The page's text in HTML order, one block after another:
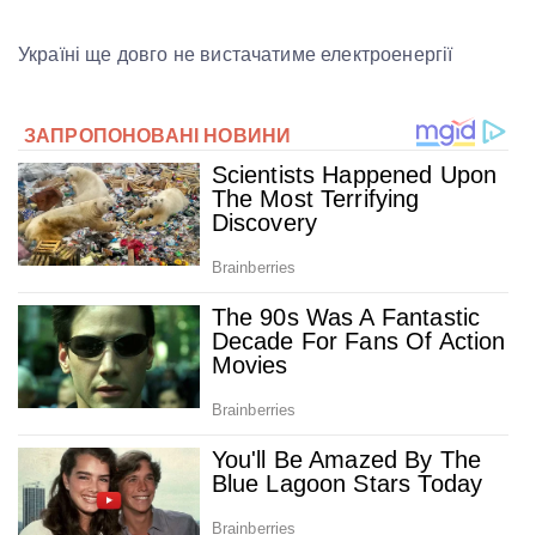
Україні ще довго не вистачатиме електроенергії